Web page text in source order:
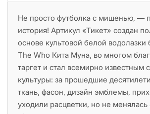
Не просто футболка с мишенью, —
история! Артикул «Тикет» создан
основе культовой белой водолазки
The Who Кита Муна, во многом
таргет и стал всемирно
культуры: за прошедшие
ткань, фасон, дизайн эмблемы,
уходили расцветки, но не менялась